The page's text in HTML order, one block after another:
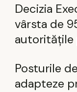
Decizia
vârsta de
autoritățile
Posturile
adapteze